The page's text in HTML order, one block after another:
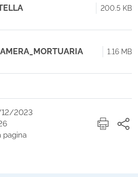
200.5 KB
1.16 MB
12/2023
pagina